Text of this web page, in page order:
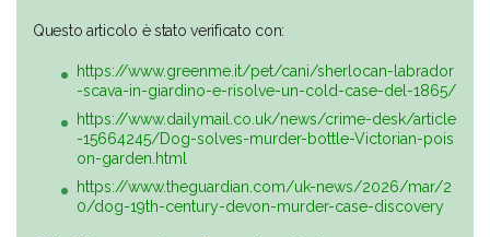
Questo articolo è stato verificato con:
https://www.greenme.it/pet/cani/sherlocan-labrador
-scava-in-giardino-e-risolve-un-cold-case-del-1865/
https://www.dailymail.co.uk/news/crime-desk/article
-15664245/Dog-solves-murder-bottle-Victorian-pois
on-garden.html
https://www.theguardian.com/uk-news/2026/mar/2
0/dog-19th-century-devon-murder-case-discovery